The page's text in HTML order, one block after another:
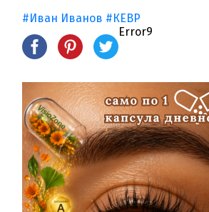
#Иван Иванов #КЕВР
Error9